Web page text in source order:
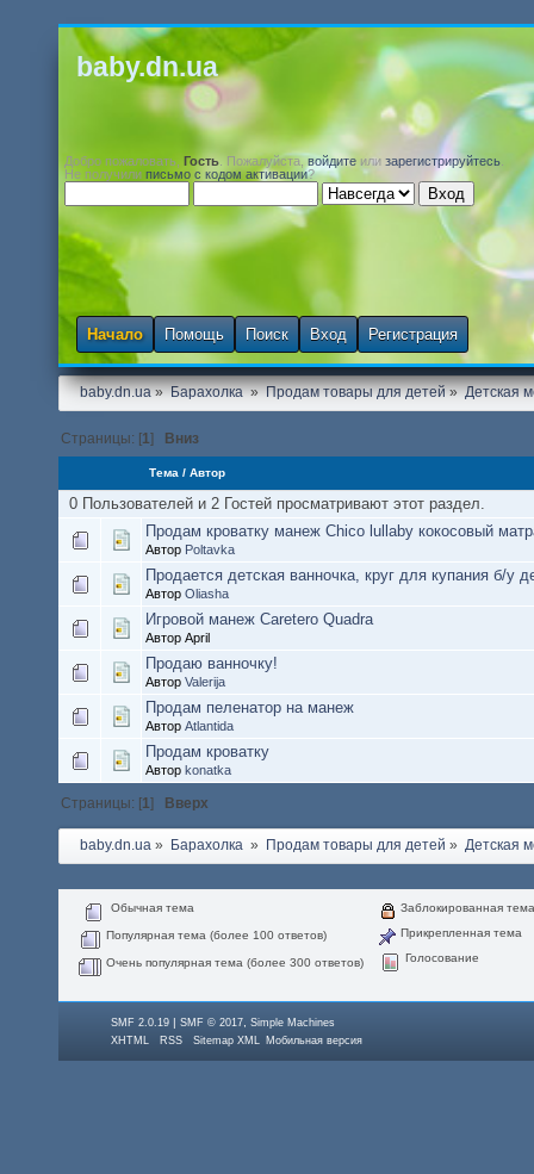
baby.dn.ua
Добро пожаловать, Гость . Пожалуйста,войдите или зарегистрируйтесь
Не получили письмо с кодом активации?
Начало Помощь Поиск Вход Регистрация
baby.dn.ua» Барахолка » Продам товары для детей» Детская
Страницы: [1] Вниз
Тема / Автор
0 Пользователей и 2 Гостей просматривают этот раздел.
Продам кроватку манеж Chico lullaby кокосовый
Автор Poltavka
Продается детская ванночка, круг для купания б/у
Автор Oliasha
Игровой манеж Caretero Quadra
Автор April
Продаю ванночку!
Автор Valerija
Продам пеленатор на манеж
Автор Atlantida
Продам кроватку
Автор konatka
Страницы: [1] Вверх
baby.dn.ua» Барахолка » Продам товары для детей » Детская
Обычная тема
Популярная тема (более 100 ответов)
Очень популярная тема (более 300 ответов)
Заблокированная тема
Прикрепленная тема
Голосование
SMF 2.0.19 |SMF © 2017,Simple Machines
XHTML
RSS Sitemap XML Мобильная версия